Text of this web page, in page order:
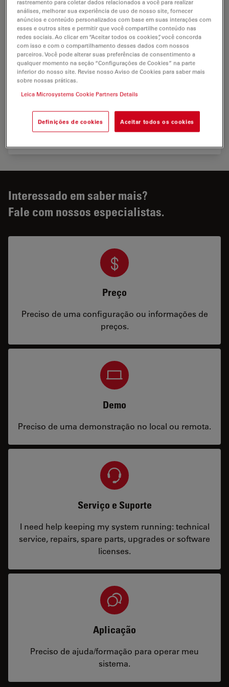
Configurações do M320
Interessado em saber mais?
Fale com nossos especialistas.
Preço
Preciso de uma configuração ou informações de
preços.
Demo
Preciso de uma demonstração no local ou remota.
Serviço e Suporte
I need help keeping my system running: technical
service, repairs, spare parts, upgrades or software
licenses.
Aplicação
Preciso de ajuda/formação para operar meu
sistema.
rastreamento para coletar dados relacionados a você para realizar
análises, melhorar sua experiência de uso de nosso site, fornecer
anúncios e conteúdo personalizados com base em suas interações com
esses e outros sites e permitir que você compartilhe conteúdo nas
redes sociais. Ao clicar em “Aceitar todos os cookies”, você concorda
com isso e com o compartilhamento desses dados com nossos
parceiros. Você pode alterar suas preferências de consentimento a
qualquer momento na seção “Configurações de Cookies” na parte
inferior do nosso site. Revise nosso Aviso de Cookies para saber mais
sobre nossas práticas.
Leica Microsystems Cookie Partners Details
Definições de cookies Aceitar todos os cookies